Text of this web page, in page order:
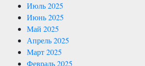
Июль 2025
Июнь 2025
Май 2025
Апрель 2025
Март 2025
Февраль 2025